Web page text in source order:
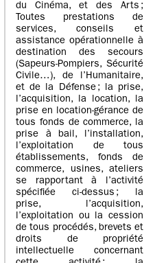
du Cinéma, et des Arts ;
Toutes prestations de
services, conseils et
assistance opérationnelle à
destination des secours
(Sapeurs-Pompiers, Sécurité
Civile…), de l’Humanitaire,
et de la Défense ; la prise,
l’acquisition, la location, la
prise en location-gérance de
tous fonds de commerce, la
prise à bail, l’installation,
l’exploitation de tous
établissements, fonds de
commerce, usines, ateliers
se rapportant à l’activité
spécifiée ci-dessus ; la
prise, l’acquisition,
l’exploitation ou la cession
de tous procédés, brevets et
droits de propriété
intellectuelle concernant